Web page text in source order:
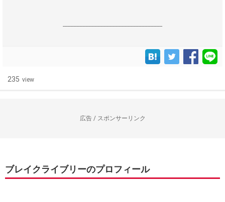
------------------------------------------------------------------
235 view
広告 / スポンサーリンク
ブレイクライブリーのプロフィール